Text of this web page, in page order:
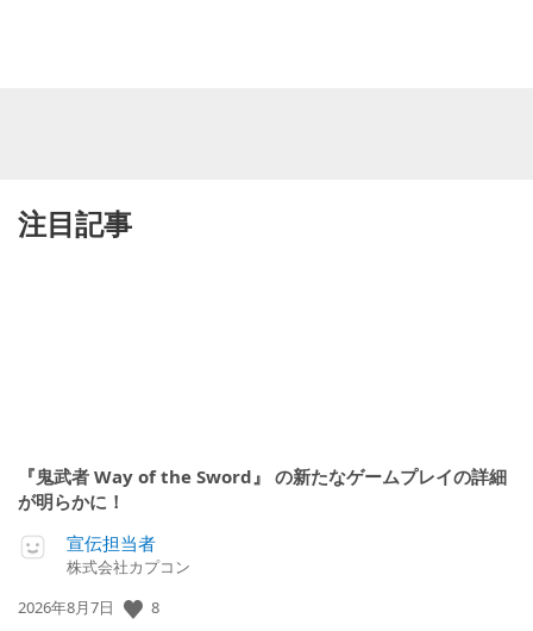
注目記事
『鬼武者 Way of the Sword』 の新たなゲームプレイの詳細
が明らかに！
宣伝担当者
株式会社カプコン
公
2026年8月7日 8